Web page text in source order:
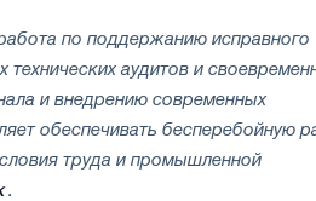
по поддержанию исправного
технических аудитов и
и внедрению современных
обеспечивать бесперебойную
труда и промышленной
.